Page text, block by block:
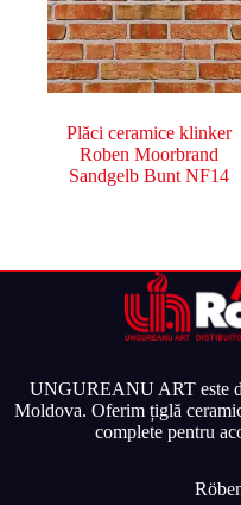
Plăci ceramice klinker
Roben Moorbrand
Sandgelb Bunt NF14
UNGUREANU ART este
Moldova. Oferim țiglă
complete pentru